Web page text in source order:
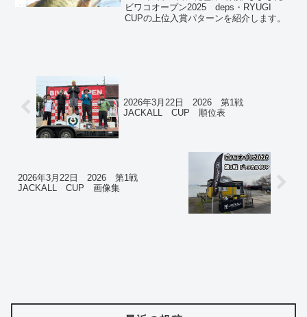
ビワコオープン2025 deps・RYUGI
CUPの上位入賞パターンを紹介します。
2026年3月22日 2026 第1戦
JACKALL CUP 順位表
2026年3月22日 2026 第1戦
JACKALL CUP 画像集